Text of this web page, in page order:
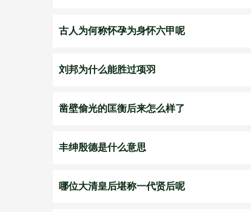
古人为何称怀孕为身怀六甲呢
刘邦为什么能胜过项羽
凿壁偷光的匡衡后来怎么样了
丰绅殷德是什么意思
哪位大清皇后堪称一代贤后呢